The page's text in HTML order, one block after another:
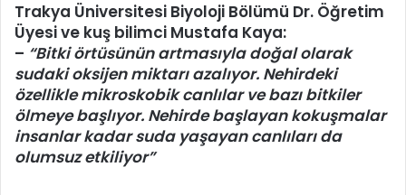
göndermek
Trakya Üniversitesi Biyoloji Bölümü Dr. Öğretim
Üyesi ve kuş bilimci Mustafa Kaya:
– “Bitki örtüsünün artmasıyla doğal olarak
sudaki oksijen miktarı azalıyor. Nehirdeki
özellikle mikroskobik canlılar ve bazı bitkiler
ölmeye başlıyor. Nehirde başlayan kokuşmalar
insanlar kadar suda yaşayan canlıları da
olumsuz etkiliyor”